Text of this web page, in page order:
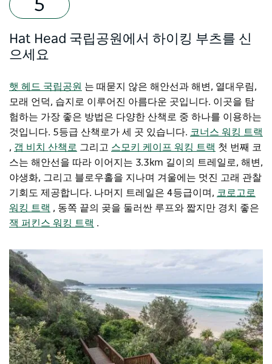
Hat Head 국립공원에서 하이킹 부츠를 신
으세요
햇 헤드 국립공원 는 때묻지 않은 해안선과 해변, 열대우림,
모래 언덕, 습지로 이루어진 아름다운 곳입니다. 이곳을 탐
험하는 가장 좋은 방법은 다양한 산책로 중 하나를 이용하는
것입니다. 5등급 산책로가 세 곳 있습니다. 코너스 워킹 트랙
, 갭 비치 산책로 그리고 스모키 케이프 워킹 트랙 첫 번째 코
스는 해안선을 따라 이어지는 3.3km 길이의 트레일로, 해변,
야생화, 그리고 블로우홀을 지나며 겨울에는 멋진 고래 관찰
기회도 제공합니다. 나머지 트레일은 4등급이며, 코로고로
워킹 트랙 , 동쪽 끝의 곶을 둘러싼 루프와 짧지만 경치 좋은
잭 퍼킨스 워킹 트랙 .